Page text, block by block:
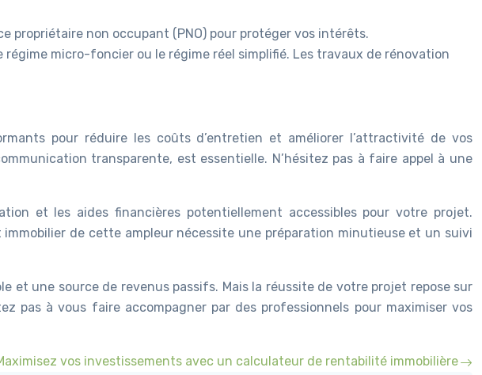
propriétaire non occupant (PNO) pour protéger vos intérêts.
micro-foncier ou le régime réel simplifié. Les travaux de rénovation
pour réduire les coûts d’entretien et améliorer l’attractivité de vos
transparente, est essentielle. N’hésitez pas à faire appel à une
et les aides financières potentiellement accessibles pour votre projet.
immobilier de cette ampleur nécessite une préparation minutieuse et un suivi
une source de revenus passifs. Mais la réussite de votre projet repose sur
pas à vous faire accompagner par des professionnels pour maximiser vos
vos investissements avec un calculateur de rentabilité immobilière